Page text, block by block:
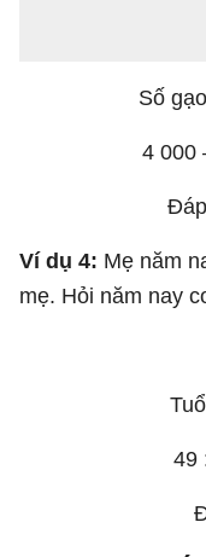
Số
4 000
Ví dụ 4: Mẹ năm
mẹ. Hỏi năm nay
49